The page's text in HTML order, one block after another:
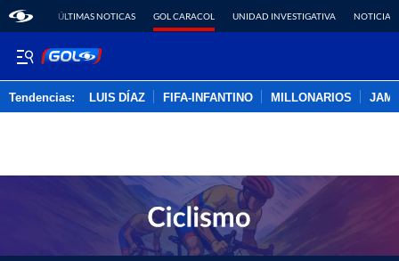
ÚLTIMAS NOTICAS GOL CARACOL UNIDAD INVESTIGATIVA NOTICIAS
Tendencias: LUIS DÍAZ FIFA-INFANTINO MILLONARIOS